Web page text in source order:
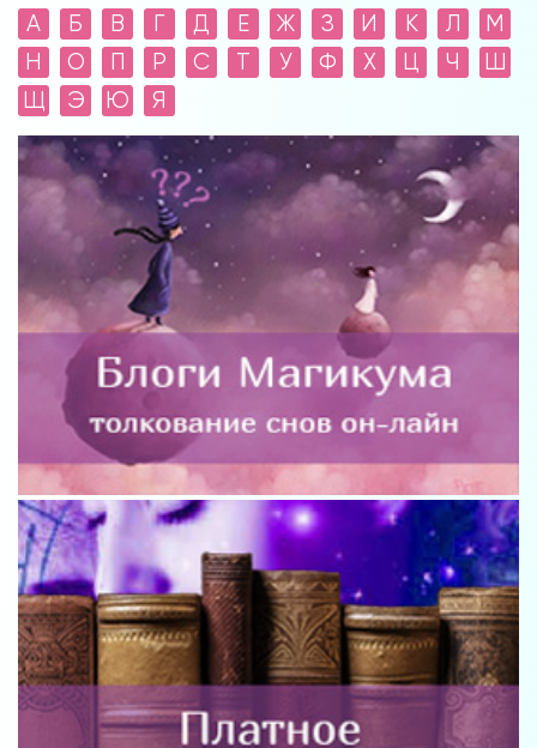
А Б В Г Д Е Ж З И К Л
М
Н
О П Р С Т У Ф Х Ц Ч
Ш
Щ
Э Ю Я